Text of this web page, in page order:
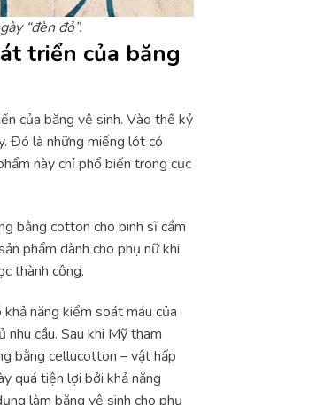
“đèn đỏ”.
triển của băng
của băng vệ sinh. Vào thế kỷ
Đó là những miếng lót có
này chỉ phổ biến trong cục
bằng cotton cho binh sĩ cầm
phẩm dành cho phụ nữ khi
thành công.
năng kiểm soát máu của
cầu. Sau khi Mỹ tham
bằng cellucotton – vật hấp
quá tiện lợi bởi khả năng
làm băng vệ sinh cho phụ